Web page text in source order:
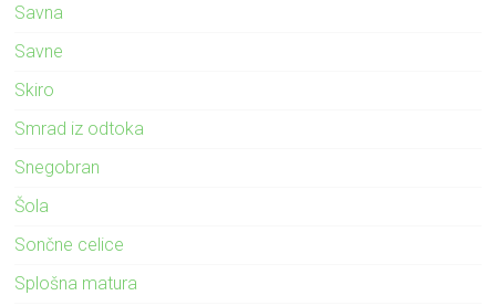
Savna
Savne
Skiro
Smrad iz odtoka
Snegobran
Šola
Sončne celice
Splošna matura